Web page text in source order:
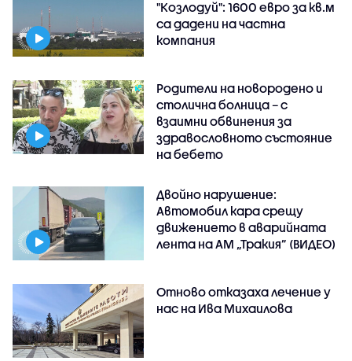
"Козлодуй": 1600 евро за кв.м
са дадени на частна
компания
Родители на новородено и
столична болница – с
взаимни обвинения за
здравословното състояние
на бебето
Двойно нарушение:
Автомобил кара срещу
движението в аварийната
лента на АМ „Тракия” (ВИДЕО)
Отново отказаха лечение у
нас на Ива Михаилова